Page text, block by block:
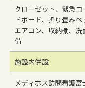
クローゼット、緊急
ドボード、折り畳み
エアコン、収納棚、
備
施設内併設
メディホス訪問看護